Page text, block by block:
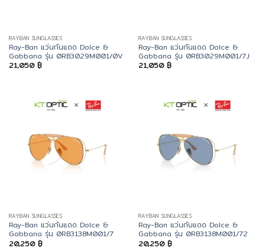
RAYBAN SUNGLASSES
Ray-Ban แว่นกันแดด Dolce &
Gabbana รุ่น 0RB3029M001/0V
21,050 ฿
RAYBAN SUNGLASSES
Ray-Ban แว่นกันแดด Dolce &
Gabbana รุ่น 0RB3029M001/7J
21,050 ฿
RAYBAN SUNGLASSES
Ray-Ban แว่นกันแดด Dolce &
Gabbana รุ่น 0RB3138M001/7
20,250 ฿
RAYBAN SUNGLASSES
Ray-Ban แว่นกันแดด Dolce &
Gabbana รุ่น 0RB3138M001/72
20,250 ฿